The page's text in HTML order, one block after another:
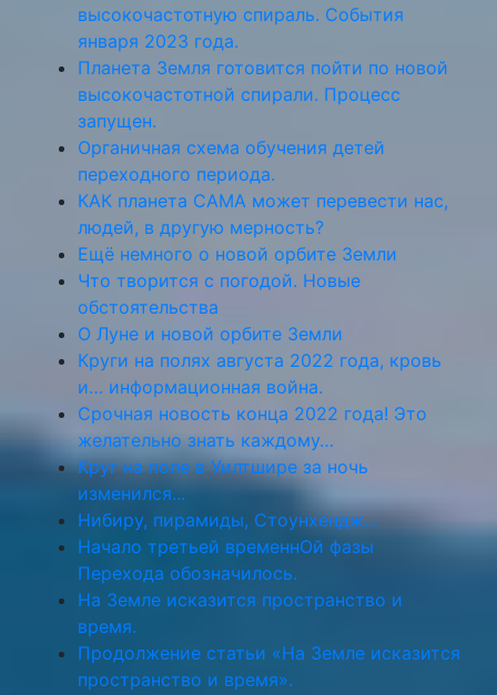
высокочастотную спираль. События
января 2023 года.
Планета Земля готовится пойти по новой
высокочастотной спирали. Процесс
запущен.
Органичная схема обучения детей
переходного периода.
КАК планета САМА может перевести нас,
людей, в другую мерность?
Ещё немного о новой орбите Земли
Что творится с погодой. Новые
обстоятельства
О Луне и новой орбите Земли
Круги на полях августа 2022 года, кровь
и… информационная война.
Срочная новость конца 2022 года! Это
желательно знать каждому…
Круг на поле в Уилтшире за ночь
изменился...
Нибиру, пирамиды, Стоунхендж…
Начало третьей временнОй фазы
Перехода обозначилось.
На Земле исказится пространство и
время.
Продолжение статьи «На Земле исказится
пространство и время».